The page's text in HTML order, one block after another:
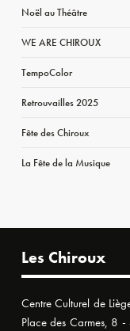
Noël au Théâtre
WE ARE CHIROUX
TempoColor
Retrouvailles 2025
Fête des Chiroux
La Fête de la Musique
Les Chiroux
Centre Culturel de
Place des Carmes, 8